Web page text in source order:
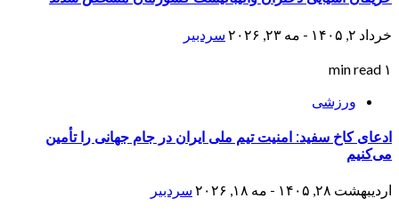
خرداد ۲, ۱۴۰۵ - مه ۲۳, ۲۰۲۶ سردبیر
۱ min read
ورزشی
ادعای کاخ سفید: امنیت تیم ملی ایران در جام جهانی را تأمین
می‌کنیم
اردیبهشت ۲۸, ۱۴۰۵ - مه ۱۸, ۲۰۲۶ سردبیر